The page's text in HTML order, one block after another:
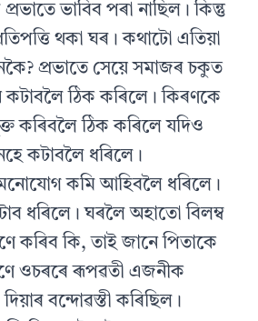
ভাবিব পৰা নাছিল। কিন্তু
থকা ঘৰ। কথাটো এতিয়া
প্ৰভাতে সেয়ে সমাজৰ চকুত
ঠিক কৰিলে। কিৰণকে
কৰিবলৈ ঠিক কৰিলে যদিও
কটাবলৈ ধৰিলে।
মনোযোগ কমি আহিবলৈ ধৰিলে।
ধৰিলে। ঘৰলৈ অহাতো বিলম্ব
কৰিব কি, তাই জানে পিতাকে
ওচৰৰে ৰূপৱতী এজনীক
বন্দোৱস্তী কৰিছিল।